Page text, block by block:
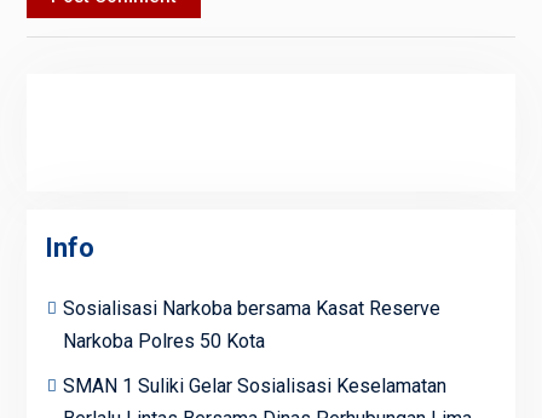
Info
Sosialisasi Narkoba bersama Kasat Reserve
Narkoba Polres 50 Kota
SMAN 1 Suliki Gelar Sosialisasi Keselamatan